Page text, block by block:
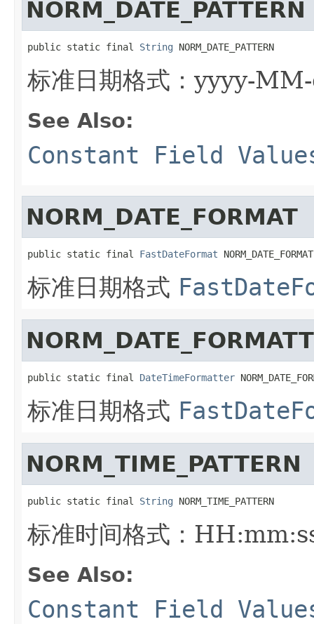
NORM_DATE_PATTERN
public static final String NORM_DATE_PATTERN
标准日期格式：yyyy-
See Also:
Constant Field
NORM_DATE_FORMAT
public static final FastDateFormat NORM_DATE_FORMAT
标准日期格式
public static final DateTimeFormatter
标准日期格式
NORM_TIME_PATTERN
public static final String NORM_TIME_PATTERN
标准时间格式：
See Also:
Constant Field